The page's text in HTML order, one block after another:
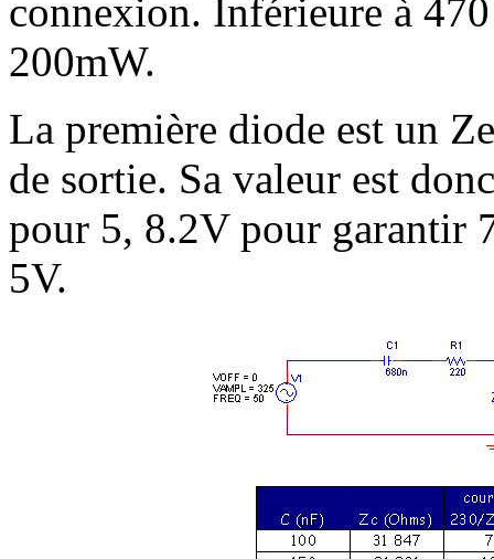
connexion. Inférieure à
200mW.
La première diode est un
de sortie. Sa valeur est
pour 5, 8.2V pour garantir
5V.